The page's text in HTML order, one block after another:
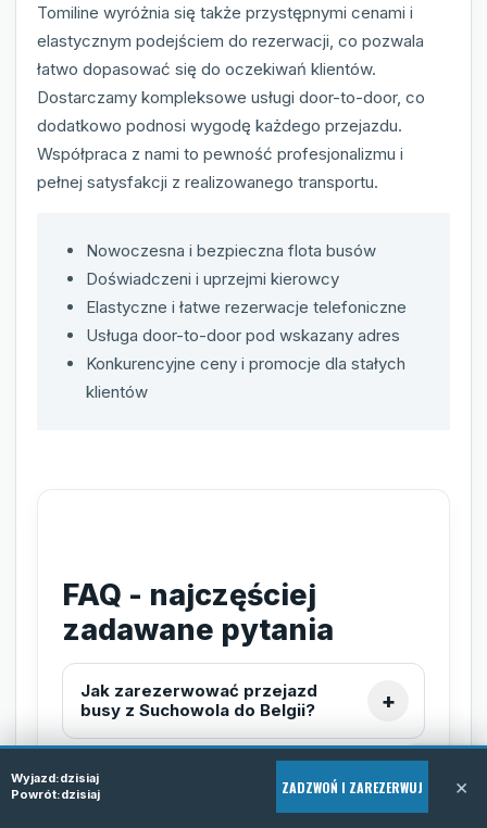
Tomiline wyróżnia się także przystępnymi cenami i
elastycznym podejściem do rezerwacji, co pozwala
łatwo dopasować się do oczekiwań klientów.
Dostarczamy kompleksowe usługi door-to-door, co
dodatkowo podnosi wygodę każdego przejazdu.
Współpraca z nami to pewność profesjonalizmu i
pełnej satysfakcji z realizowanego transportu.
Nowoczesna i bezpieczna flota busów
Doświadczeni i uprzejmi kierowcy
Elastyczne i łatwe rezerwacje telefoniczne
Usługa door-to-door pod wskazany adres
Konkurencyjne ceny i promocje dla stałych
klientów
FAQ - najczęściej
zadawane pytania
Jak zarezerwować przejazd
busy z Suchowola do Belgii?
Czy jest możliwość odbioru
spod wskazanego adresu w
Wyjazd:dzisiaj
Powrót:dzisiaj ZADZWOŃ I ZAREZERWUJ ×